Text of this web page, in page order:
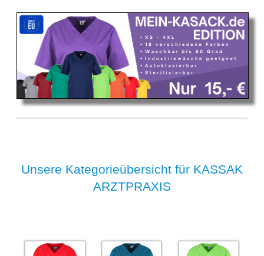
Unsere Kategorieübersicht für KASSAK
ARZTPRAXIS